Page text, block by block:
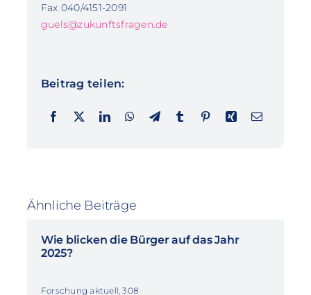
Fax 040/4151-2091
guels@zukunftsfragen.de
Beitrag teilen:
Ähnliche Beiträge
Wie blicken die Bürger auf das Jahr
2025?
Forschung aktuell, 308